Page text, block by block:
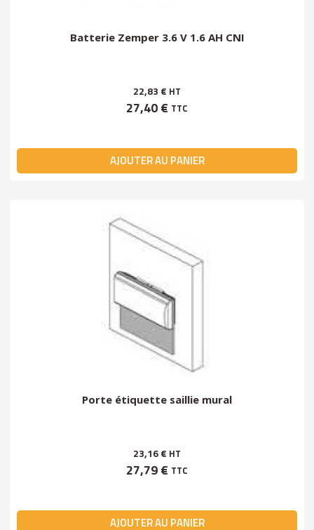
Batterie Zemper 3.6 V 1.6 AH CNI
22,83 € HT
27,40 € TTC
AJOUTER AU PANIER
Porte étiquette saillie mural
23,16 € HT
27,79 € TTC
AJOUTER AU PANIER